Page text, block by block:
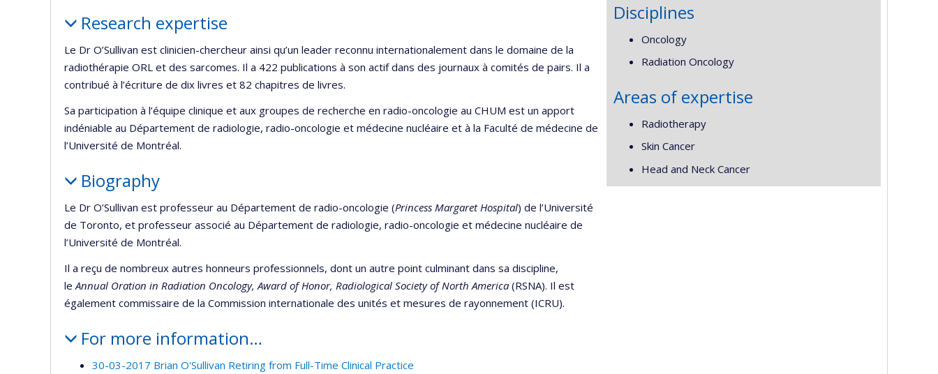
Research expertise
Le Dr O’Sullivan est clinicien-chercheur ainsi qu’un leader reconnu internationalement dans le domaine de la
radiothérapie ORL et des sarcomes. Il a 422 publications à son actif dans des journaux à comités de pairs. Il a
contribué à l’écriture de dix livres et 82 chapitres de livres.
Sa participation à l’équipe clinique et aux groupes de recherche en radio-oncologie au CHUM est un apport
indéniable au Département de radiologie, radio-oncologie et médecine nucléaire et à la Faculté de médecine de
l’Université de Montréal.
Biography
Le Dr O’Sullivan est professeur au Département de radio-oncologie (Princess Margaret Hospital) de l’Université
de Toronto, et professeur associé au Département de radiologie, radio-oncologie et médecine nucléaire de
l’Université de Montréal.
Il a reçu de nombreux autres honneurs professionnels, dont un autre point culminant dans sa discipline,
leAnnual Oration in Radiation Oncology, Award of Honor, Radiological Society of North America (RSNA). Il est
également commissaire de la Commission internationale des unités et mesures de rayonnement (ICRU).
For more information…
30-03-2017 Brian O'Sullivan Retiring from Full-Time Clinical Practice
Disciplines
Oncology
Radiation Oncology
Areas of expertise
Radiotherapy
Skin Cancer
Head and Neck Cancer